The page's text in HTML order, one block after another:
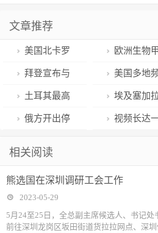
文章推荐
美国北卡罗
来纳州一公交
车上发生枪击
事件 2人受伤
欧洲生物
烷发展瓶颈
解
拜登宣布与
美众议长麦卡
锡就债务上限
美国多地
发商店遭抢
盗窃事件
土耳其最高
选举委员会：
总统选举
埃及塞加
地区发现迄
俄方开出停 视频长达
味……
相关阅读
熊选国在深圳调研工会工作
2023-05-29
5月24至25日，全总副主席候选人、书记处
前往深圳龙岗区坂田街道货拉拉网点、深